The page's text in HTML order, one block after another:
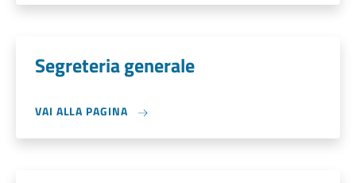
Segreteria generale
VAI ALLA PAGINA